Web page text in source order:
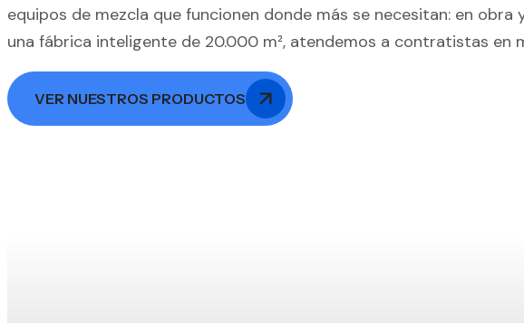
equipos de mezcla que funcionen donde más se necesitan: en
una fábrica inteligente de 20.000 m², atendemos a contratistas en
VER NUESTROS PRODUCTOS